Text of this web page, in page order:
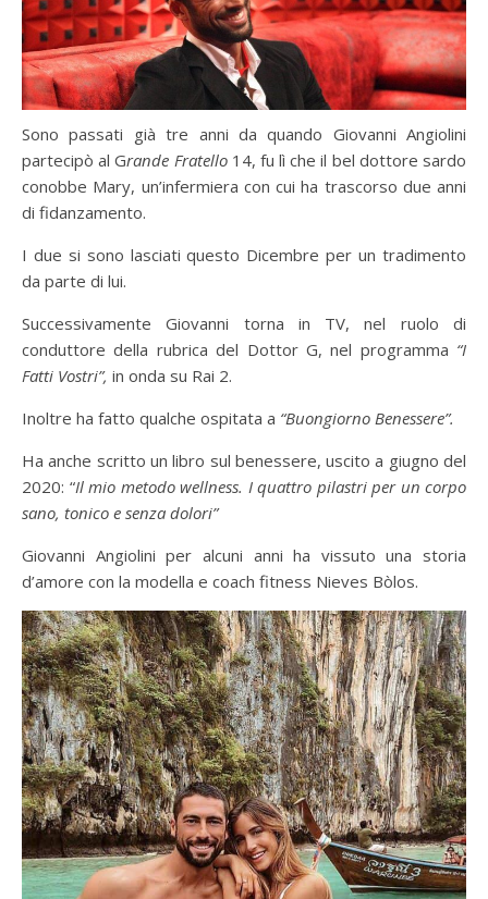
Sono passati già tre anni da quando Giovanni Angiolini
partecipò al Grande Fratello14, fu lì che il bel dottore sardo
conobbe Mary, un’infermiera con cui ha trascorso due anni
di fidanzamento.
I due si sono lasciati questo Dicembre per un tradimento
da parte di lui.
Successivamente Giovanni torna in TV, nel ruolo di
conduttore della rubrica del Dottor G, nel programma “I
Fatti Vostri”, in onda su Rai 2.
Inoltre ha fatto qualche ospitata a “Buongiorno Benessere”.
Ha anche scritto un libro sul benessere, uscito a giugno del
2020: “Il mio metodo wellness. I quattro pilastri per un corpo
sano, tonico e senza dolori”
Giovanni Angiolini per alcuni anni ha vissuto una storia
d’amore con la modella e coach fitness Nieves Bòlos.